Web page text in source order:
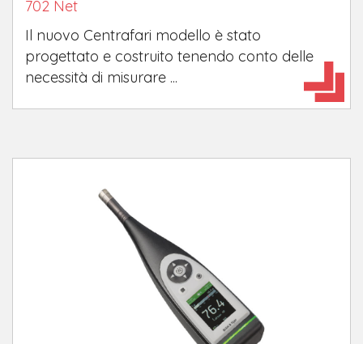
702 Net
Il nuovo Centrafari modello è stato
progettato e costruito tenendo conto delle
necessità di misurare ...